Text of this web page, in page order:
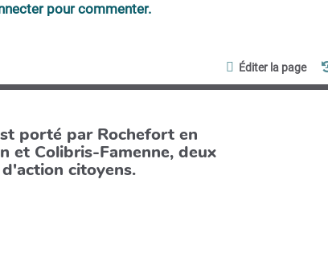
pour commenter.
Éditer la page
porté par Rochefort en
et Colibris-Famenne, deux
citoyens.